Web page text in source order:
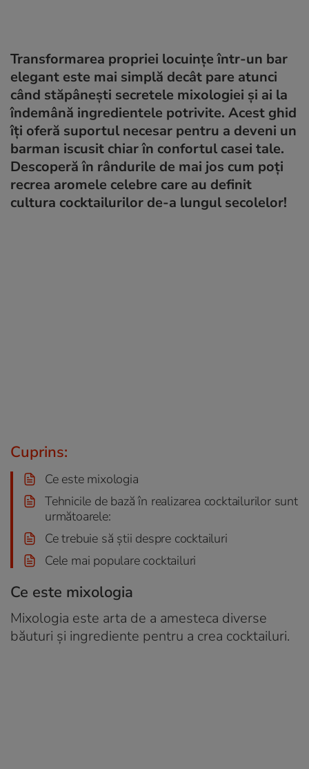
Transformarea propriei locuințe într-un bar
elegant este mai simplă decât pare atunci
când stăpânești secretele mixologiei și ai la
îndemână ingredientele potrivite. Acest ghid
îți oferă suportul necesar pentru a deveni un
barman iscusit chiar în confortul casei tale.
Descoperă în rândurile de mai jos cum poți
recrea aromele celebre care au definit
cultura cocktailurilor de-a lungul secolelor!
Cuprins:
Ce este mixologia
Tehnicile de bază în realizarea cocktailurilor sunt
următoarele:
Ce trebuie să ştii despre cocktailuri
Cele mai populare cocktailuri
Ce este mixologia
Mixologia este arta de a amesteca diverse
băuturi și ingrediente pentru a crea cocktailuri.